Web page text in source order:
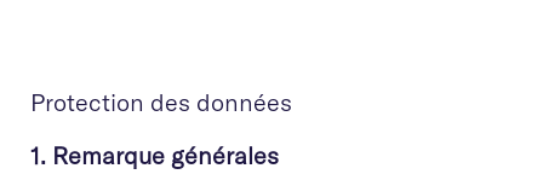
Protection des données
1. Remarque générales